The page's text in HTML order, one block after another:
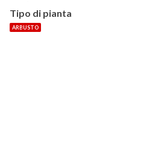
Tipo di pianta
ARBUSTO